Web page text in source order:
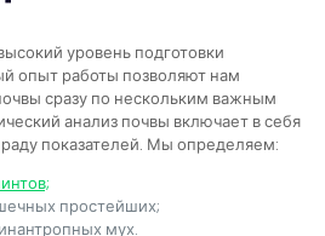
уровень подготовки
опыт работы позволяют нам
сразу по нескольким важным
анализ почвы включает в себя
показателей. Мы определяем:
простейших;
мух.